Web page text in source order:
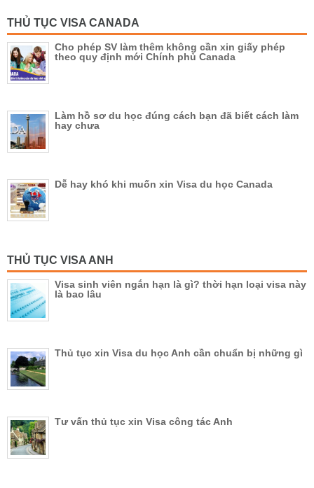
THỦ TỤC VISA CANADA
Cho phép SV làm thêm không cần xin giấy phép
theo quy định mới Chính phủ Canada
Làm hồ sơ du học đúng cách bạn đã biết cách làm
hay chưa
Dễ hay khó khi muốn xin Visa du học Canada
THỦ TỤC VISA ANH
Visa sinh viên ngắn hạn là gì? thời hạn loại visa này
là bao lâu
Thủ tục xin Visa du học Anh cần chuẩn bị những gì
Tư vấn thủ tục xin Visa công tác Anh